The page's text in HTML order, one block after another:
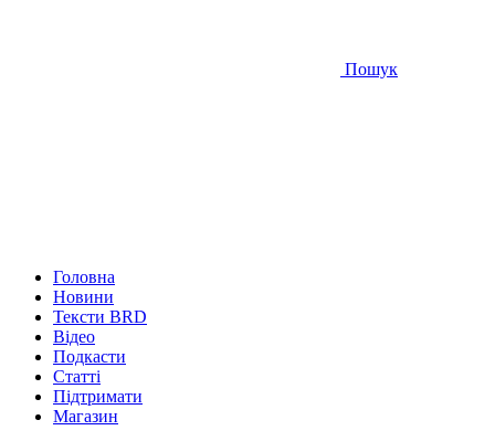
Пошук
Головна
Новини
Тексти BRD
Відео
Подкасти
Статті
Підтримати
Магазин